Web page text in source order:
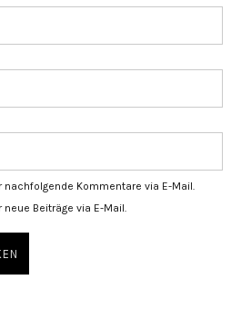
Kommentare via E-Mail.
Beiträge via E-Mail.